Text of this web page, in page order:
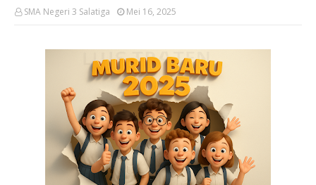
SMA Negeri 3 Salatiga Mei 16, 2025